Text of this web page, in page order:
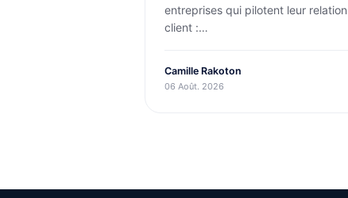
entreprises qui pilotent leur relation
client :…
Camille Rakoton
06 Août. 2026